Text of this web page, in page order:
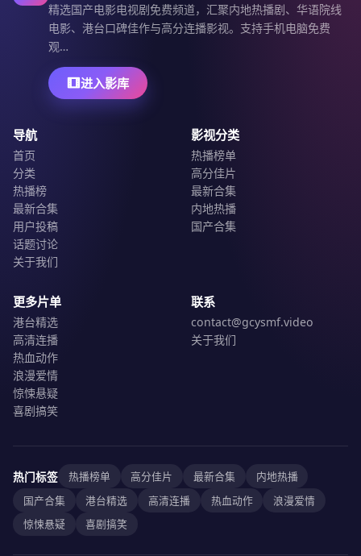
精选国产电影电视剧免费频道，汇聚内地热播剧、华语院线
电影、港台口碑佳作与高分连播影视。支持手机电脑免费
观…
进入影库
导航
首页
分类
热播榜
最新合集
用户投稿
话题讨论
关于我们
影视分类
热播榜单
高分佳片
最新合集
内地热播
国产合集
更多片单
港台精选
高清连播
热血动作
浪漫爱情
惊悚悬疑
喜剧搞笑
联系
contact@gcysmf.video
关于我们
热门标签 热播榜单 高分佳片 最新合集
内地热播
国产合集
港台精选 高清连播 热血动作
浪漫爱情
惊悚悬疑
喜剧搞笑